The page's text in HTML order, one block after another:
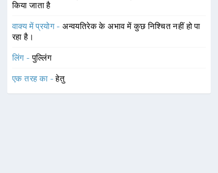
किया जाता है
वाक्य में प्रयोग -अन्वयतिरेक के अभाव में कुछ निश्चित नहीं हो पा
रहा है।
लिंग -पुल्लिंग
एक तरह का -हेतु